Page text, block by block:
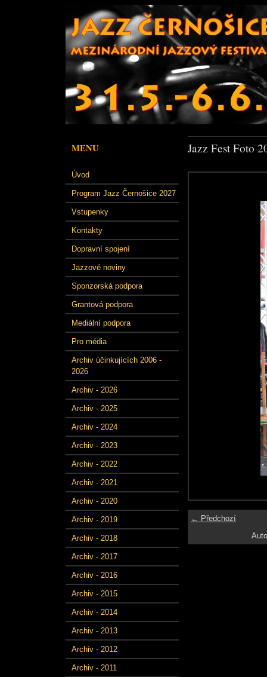
MENU
Úvod
Program Jazz Černošice 2027
Vstupenky
Kontakty
Dopravní spojení
Jazzové noviny
Sponzorská podpora
Grantová podpora
Mediální podpora
Pro média
Archiv účinkujících 2006 -
2026
Archiv - 2026
Archiv - 2025
Archiv - 2024
Archiv - 2023
Archiv - 2022
Archiv - 2021
Archiv - 2020
Archiv - 2019
Archiv - 2018
Archiv - 2017
Archiv - 2016
Archiv - 2015
Archiv - 2014
Archiv - 2013
Archiv - 2012
Archiv - 2011
Jazz Fest Foto
← Předchozí